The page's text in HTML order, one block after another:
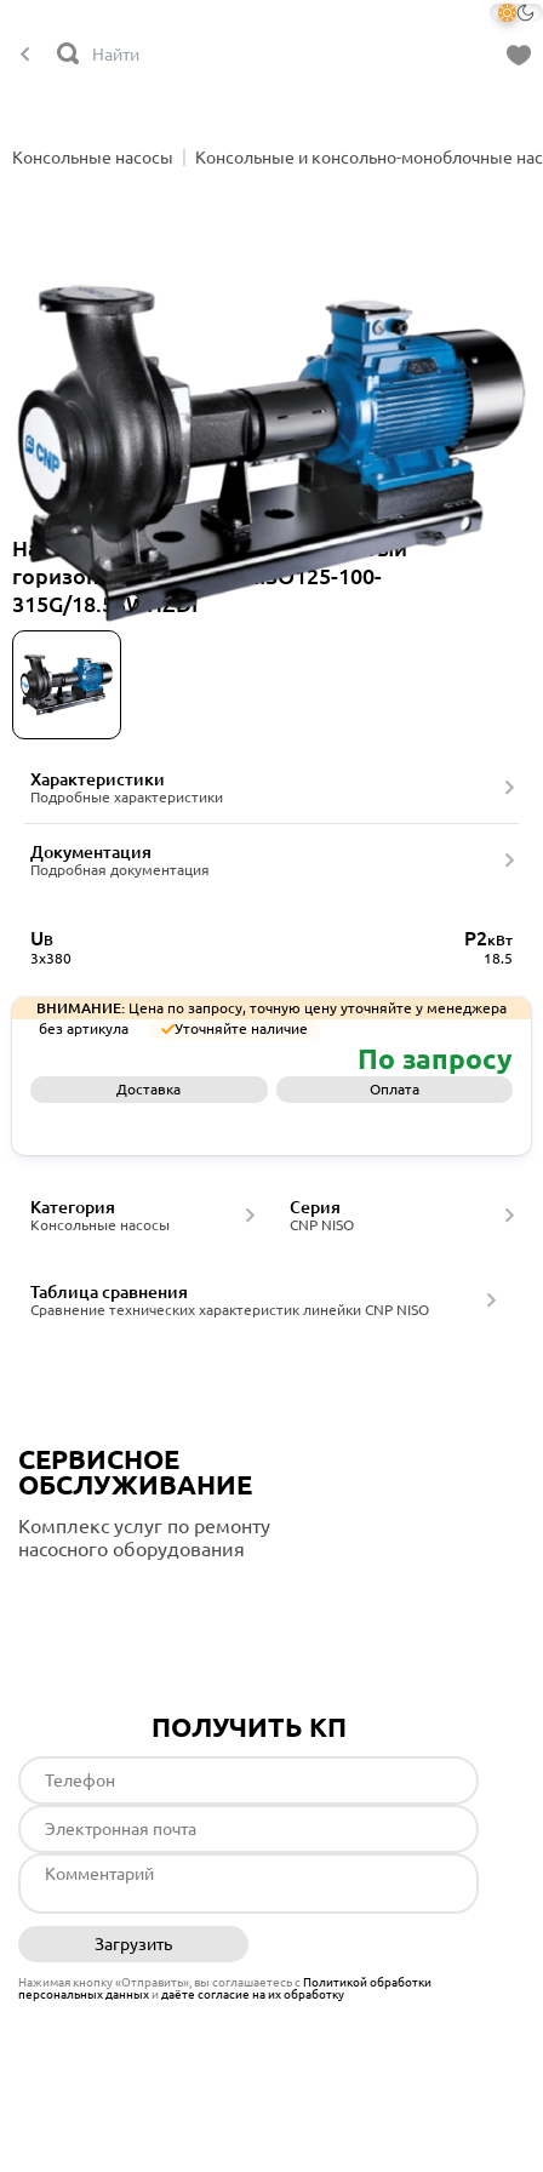
Консольные насосы Консольные и консольно-моноблочные
Насос консольный одноступенчатый
горизонтальный CNP NISO125-100-
315G/18.5SWHZDI
Характеристики
Подробные характеристики
Документация
Подробная документация
UВ
3x380
P2кВт
18.5
ВНИМАНИЕ: Цена по запросу, точную цену уточняйте у менеджера
без артикула
Уточняйте наличие
По запросу
Доставка Оплата
Консольные насосы
Категория
CNP NISO
Серия
Сравнение технических характеристик линейки CNP NISO
Таблица сравнения
СЕРВИСНОЕ
ОБСЛУЖИВАНИЕ
Комплекс услуг по ремонту
насосного оборудования
ПОЛУЧИТЬ КП
Загрузить
Нажимая кнопку «Отправить», вы соглашаетесь сПолитикой обработки
персональных данныхи даёте согласие на их обработку